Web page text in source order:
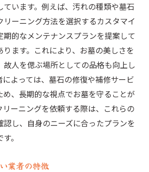
ています。例えば、汚れの種類や墓石
リーニング方法を選択するカスタマイ
期的なメンテナンスプランを提案して
ります。これにより、お墓の美しさを
故人を偲ぶ場所としての品格も向上し
によっては、墓石の修復や補修サービ
め、長期的な視点でお墓を守ることが
リーニングを依頼する際は、これらの
認し、自身のニーズに合ったプランを
。
業者の特徴